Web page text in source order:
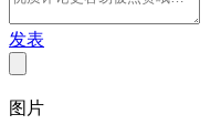
发表
图片